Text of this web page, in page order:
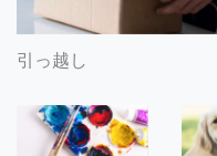
引っ越し